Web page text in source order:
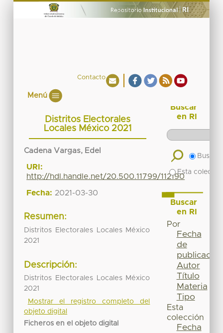
Contacto
Menú
Distritos Electorales
Locales México 2021
Cadena Vargas, Edel
URI:
http://hdl.handle.net/20.500.11799/112190
Fecha: 2021-03-30
Resumen:
Distritos Electorales Locales México
2021
Descripción:
Distritos Electorales Locales México
2021
Mostrar el registro completo del
objeto digital
Ficheros en el objeto digital
Buscar
en RI
Buscar
Esta
Buscar
en RI
Por
Fecha
de
publicación
Autor
Título
Materia
Tipo
Esta
colección
Fecha